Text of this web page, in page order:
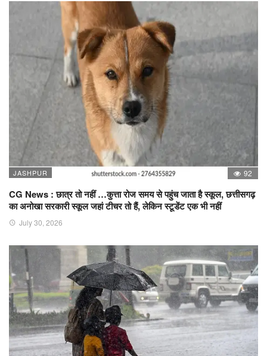
JASHPUR 92
CG News : छात्र तो नहीं …कुत्ता रोज समय से पहुंच जाता है स्कूल, छत्तीसगढ़
का अनोखा सरकारी स्कूल जहां टीचर तो हैं, लेकिन स्टूडेंट एक भी नहीं
July 30, 2026